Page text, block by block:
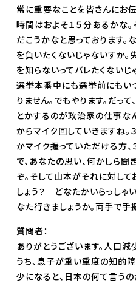
常に重要なことを皆さんにお
時間はおよそ１５分あるかな
だこうかなと思っております。
を負いたくないじゃないすか。
を知らないってバレたくない
選挙本番中にも選挙前にもい
りません。でもやります。だっ
とかするのが政治家の仕事
からマイク回していきますね。
かマイク握っていただける方
で、あなたの思い、何かしら聞
ぞ。そして山本がそれに対して
しょう？ どなたかいらっし
なた行きましょうか。両手で手
質問者：
ありがとうございます。人口減
うち、息子が重い重度の知的
少になると、日本の何て言うの